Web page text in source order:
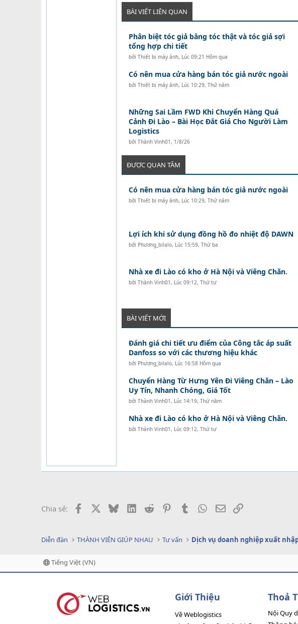
BÀI VIẾT LIÊN QUAN
Phân biệt tóc giả bằng tóc thật và tóc giả sợi
tổng hợp chi tiết
bởi Thiết bị máy ảnh, Lúc 09:21 Hôm qua
Có nên mua cửa hàng bán tóc giả nước ngoài
bởi Thiết bị máy ảnh, Lúc 10:29, Thứ năm
Những Sai Lầm FWD Khi Chuyển Hàng Quá
Cảnh Đi Lào – Bài Học Đắt Giá Cho Người Làm
Logistics
bởi Thành Vinh01, 1/8/26
ĐƯỢC QUAN TÂM
Có nên mua cửa hàng bán tóc giả nước ngoài
bởi Thiết bị máy ảnh, Lúc 10:29, Thứ năm
Lợi ích khi sử dụng đồng hồ đo nhiệt độ DAWN
bởi Phương_bilalo, Lúc 15:59, Thứ ba
Nhà xe đi Lào có kho ở Hà Nội và Viêng Chăn.
bởi Thành Vinh01, Lúc 09:12, Thứ tư
BÀI VIẾT MỚI
Đánh giá chi tiết ưu điểm của Công tắc áp suất
Danfoss so với các thương hiệu khác
bởi Phương_bilalo, Lúc 16:58 Hôm qua
Chuyển Hàng Từ Hưng Yên Đi Viêng Chăn – Lào
Uy Tín, Nhanh Chóng, Giá Tốt
bởi Thành Vinh01, Lúc 14:19, Thứ năm
Nhà xe đi Lào có kho ở Hà Nội và Viêng Chăn.
bởi Thành Vinh01, Lúc 09:12, Thứ tư
Chia sẻ: Facebook BlueskyLinkedIn
Reddit PinterestTumblr WhatsApp
EmailLink
Diễn đàn THÀNH VIÊN GIÚP NHAU Tư vấn
Tiếng Việt (VN)
Giới Thiệu
Về Weblogistics
Thoả
Nội Quy